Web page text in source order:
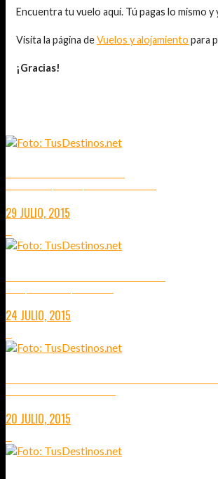
Encuentra tu vuelo aquí. Tú pagas lo mismo
Visita la página deVuelos y alojamiento para
¡Gracias!
29 JULIO, 2015
24 JULIO, 2015
20 JULIO, 2015